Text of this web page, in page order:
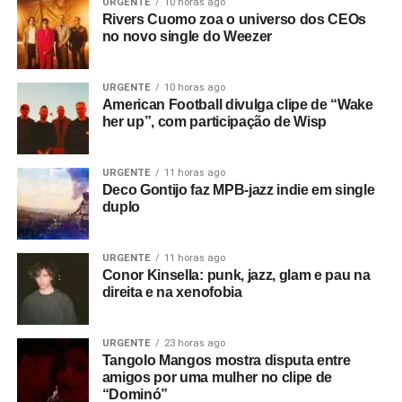
tristes. No final,Happiness is a placesoa como uma
oração lisérgica, um som com clima bem mais próximo do
britpop e de bandas como Ride.
Gostou do texto? Seu apoio mantém o Pop
Fantasma funcionando todo dia.Apoie aqui.
newslettere receba nossos posts direto no e-
mail.
Rivers Cuomo zoa o universo dos CEOs
no novo single do Weezer
URGENTE 10 horas ago
American Football divulga clipe de “Wake
her up”, com participação de Wisp
URGENTE 11 horas ago
Deco Gontijo faz MPB-jazz indie em single
duplo
URGENTE 11 horas ago
Conor Kinsella: punk, jazz, glam e pau na
direita e na xenofobia
URGENTE 23 horas ago
Tangolo Mangos mostra disputa entre
amigos por uma mulher no clipe de
“Dominó”